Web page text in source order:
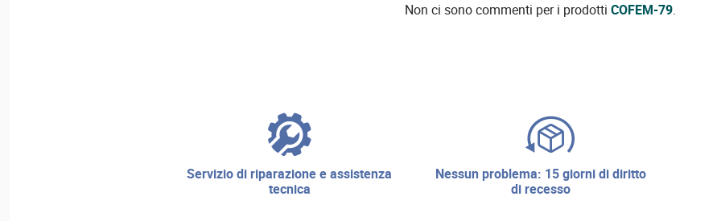
Non ci sono commenti per i prodottiCOFEM-79.
servizio di riparazione e assistenza
tecnica
nessun problema: 15 giorni di diritto
di recesso